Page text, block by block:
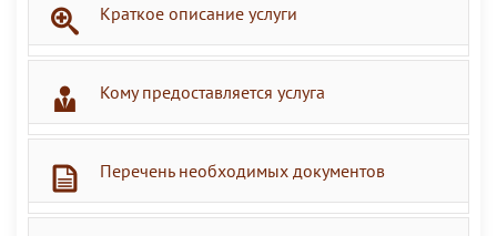
Краткое описание услуги
Кому предоставляется услуга
Перечень необходимых документов